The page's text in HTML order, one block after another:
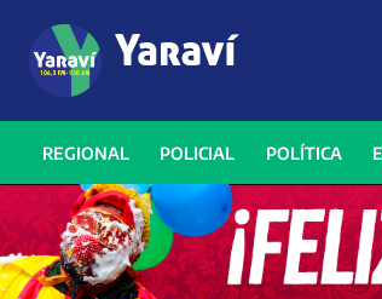
REGIONAL POLICIAL POLÍTICA